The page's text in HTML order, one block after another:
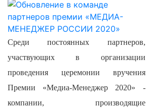
Среди постоянных партнеров,
участвующих в организации
проведения церемонии вручения
Премии «Медиа-Менеджер 2020» -
компании, производящие